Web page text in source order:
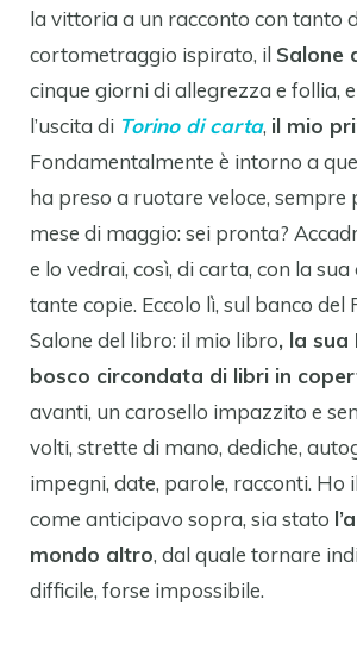
la vittoria a un racconto con tanto
cortometraggio ispirato, il Salone
cinque giorni di allegrezza e follia,
l’uscita di Torino di carta, il mio
Fondamentalmente è intorno a
ha preso a ruotare veloce, sempre
mese di maggio: sei pronta?
e lo vedrai, così, di carta, con la
tante copie. Eccolo lì, sul banco del
Salone del libro: il mio libro, la sua
bosco circondata di libri in
avanti, un carosello impazzito e
volti, strette di mano, dediche,
impegni, date, parole, racconti. Ho
come anticipavo sopra, sia stato
mondo altro, dal quale tornare
difficile, forse impossibile.